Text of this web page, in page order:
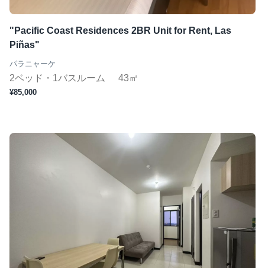
"Pacific Coast Residences 2BR Unit for Rent, Las
Piñas"
パラニャーケ
2ベッド・1バスルーム 43㎡
¥85,000